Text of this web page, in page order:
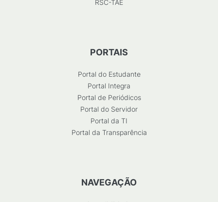
RSC-TAE
PORTAIS
Portal do Estudante
Portal Integra
Portal de Periódicos
Portal do Servidor
Portal da TI
Portal da Transparência
NAVEGAÇÃO